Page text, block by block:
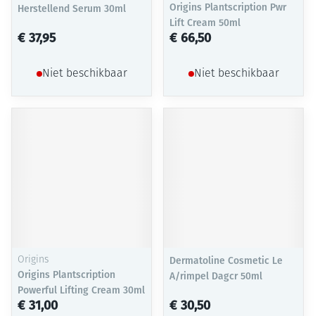
Herstellend Serum 30ml
€ 37,95
Niet beschikbaar
Origins Plantscription Pwr
Lift Cream 50ml
€ 66,50
Niet beschikbaar
Origins
Origins Plantscription
Powerful Lifting Cream 30ml
€ 31,00
Dermatoline Cosmetic Le
A/rimpel Dagcr 50ml
€ 30,50